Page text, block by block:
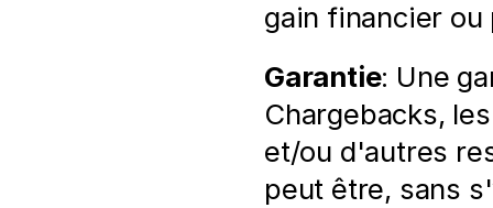
gain financier ou
Garantie: Une
Chargebacks,
et/ou d'autres
peut être, sans